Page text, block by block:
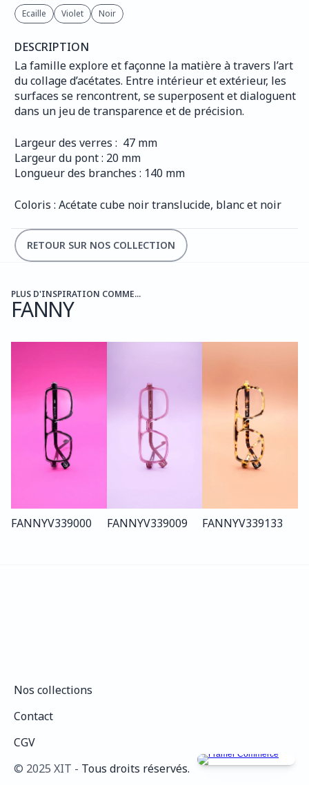
Ecaille Violet Noir
DESCRIPTION
La famille explore et façonne la matière à travers l’art
du collage d’acétates. Entre intérieur et extérieur, les
surfaces se rencontrent, se superposent et dialoguent
dans un jeu de transparence et de précision.
Largeur des verres :  47 mm
Largeur du pont : 20 mm
Longueur des branches : 140 mm
Coloris : Acétate cube noir translucide, blanc et noir
RETOUR SUR NOS COLLECTION
PLUS D'INSPIRATION COMME...
FANNY
FANNYV339000 FANNYV339009 FANNYV339133
©️ 2025 XIT - Tous droits réservés.
Nos collections
Contact
CGV